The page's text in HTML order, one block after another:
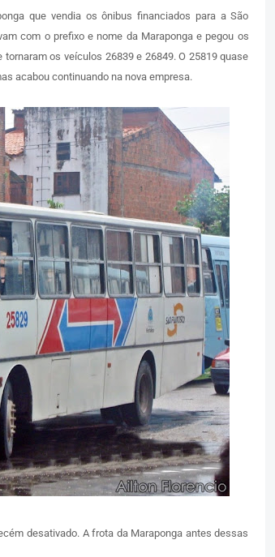
que vendia os ônibus financiados para a São
com o prefixo e nome da Maraponga e pegou os
os veículos 26839 e 26849. O 25819 quase
acabou continuando na nova empresa.
desativado. A frota da Maraponga antes dessas